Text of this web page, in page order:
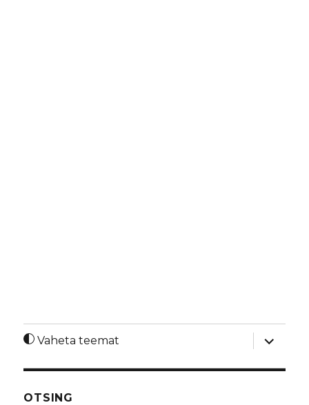
Vaheta teemat
laienda
OTSING